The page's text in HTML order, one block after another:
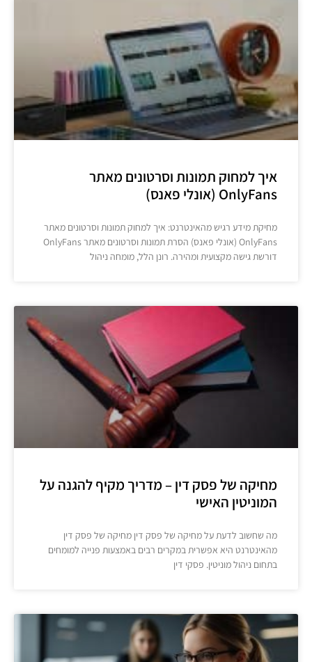
איך למחוק תמונות וסרטונים מאתר
OnlyFans (אונלי פאנס)
מחיקת מידע רגיש מהאינטרנט: איך למחוק תמונות וסרטונים מאתר
OnlyFans (אונלי פאנס) הסרת תמונות וסרטונים מאתר OnlyFans
דורשת גישה מקצועית ומהירה. רונן הלל, מומחה ניהול
מחיקה של פסק דין – מדריך מקיף להגנה על
המוניטין האישי
מה שחשוב לדעת על מחיקה של פסק דין מחיקה של פסק דין
מהאינטרנט היא אפשרית במקרים רבים באמצעות פנייה למומחים
בתחום ניהול מוניטין. פסקי דין